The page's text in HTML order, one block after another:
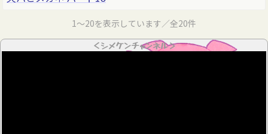
1～20を表示しています／全20件
＜シメケンチャンネル＞